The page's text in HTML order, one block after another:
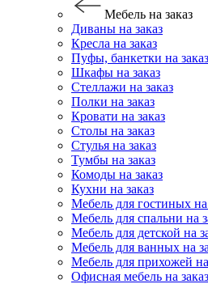
Мебель на заказ
Диваны на заказ
Кресла на заказ
Пуфы, банкетки на заказ
Шкафы на заказ
Стеллажи на заказ
Полки на заказ
Кровати на заказ
Столы на заказ
Стулья на заказ
Тумбы на заказ
Комоды на заказ
Кухни на заказ
Мебель для гостиных на
Мебель для спальни на
Мебель для детской на
Мебель для ванных на
Мебель для прихожей на
Офисная мебель на заказ